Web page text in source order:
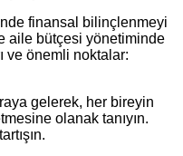
finansal bilinçlenmeyi
aile bütçesi yönetiminde
ve önemli noktalar:
gelerek, her bireyin
olanak tanıyın.